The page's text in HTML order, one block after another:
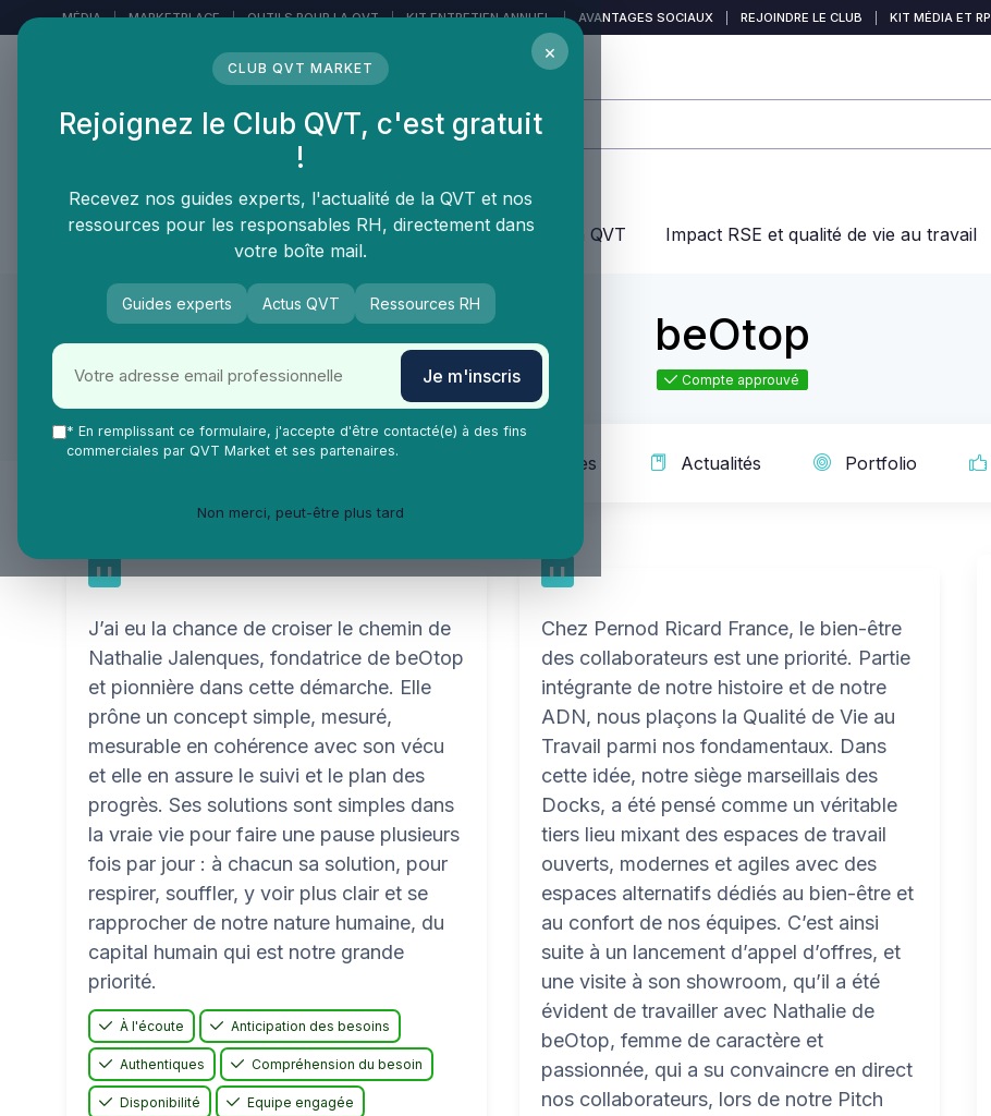
MÉDIA | MARKETPLACE | OUTILS POUR LA QVT | KIT ENTRETIEN ANNUEL | AVANTAGES SOCIAUX REJOINDRE LE CLUB KIT MÉDIA ET RP
LE MÉDIA DES
Vie Ma Vie dans la QVT Tendances QVT Enjeux dans la QVT Impact RSE et qualité de vie au travail
beOtop
Compte approuvé
Présentation Produits & services Actualités Portfolio
J’ai eu la chance de croiser le chemin de
Nathalie Jalenques, fondatrice de beOtop
et pionnière dans cette démarche. Elle
prône un concept simple, mesuré,
mesurable en cohérence avec son vécu
et elle en assure le suivi et le plan des
progrès. Ses solutions sont simples dans
la vraie vie pour faire une pause plusieurs
fois par jour : à chacun sa solution, pour
respirer, souffler, y voir plus clair et se
rapprocher de notre nature humaine, du
capital humain qui est notre grande
priorité.
À l'écoute Anticipation des besoins
Authentiques Compréhension du besoin
Disponibilité Equipe engagée
Chez Pernod Ricard France, le bien-être
des collaborateurs est une priorité. Partie
intégrante de notre histoire et de notre
ADN, nous plaçons la Qualité de Vie au
Travail parmi nos fondamentaux. Dans
cette idée, notre siège marseillais des
Docks, a été pensé comme un véritable
tiers lieu mixant des espaces de travail
ouverts, modernes et agiles avec des
espaces alternatifs dédiés au bien-être et
au confort de nos équipes. C’est ainsi
suite à un lancement d’appel d’offres, et
une visite à son showroom, qu’il a été
évident de travailler avec Nathalie de
beOtop, femme de caractère et
passionnée, qui a su convaincre en direct
nos collaborateurs, lors de notre Pitch
×
CLUB QVT MARKET
Rejoignez le Club QVT, c'est gratuit
!
Recevez nos guides experts, l'actualité de la QVT et nos
ressources pour les responsables RH, directement dans
votre boîte mail.
Guides experts Actus QVT Ressources RH
Je m'inscris
* En remplissant ce formulaire, j'accepte d'être contacté(e) à des fins
commerciales par QVT Market et ses partenaires.
Non merci, peut-être plus tard
Panneau de gestion des cookies